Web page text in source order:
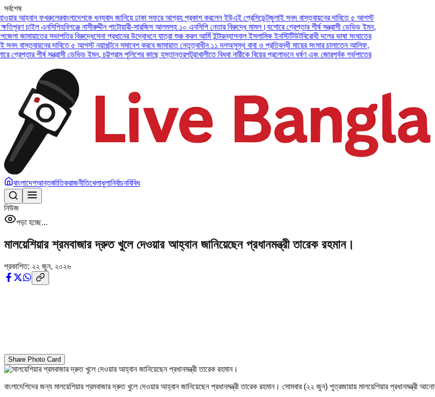
সর্বশেষ
ফখরুলেরবাংলাদেশকে ধন্যবাদ জানিয়ে ঢাকা সফরে আগ্রহ প্রকাশ করলেন ইউএই প্রেসিডেন্টজুলাই সনদ বাস্তবায়নের দাবিতে ৫ আগস্ট
এনসিপিহবিগঞ্জে নাসীরুদ্দীন পাটোয়ারী-সারজিস আলমসহ ১০ এনসিপি নেতার বিরুদ্ধে মামল।যশোরে গ্রেপ্তার শীর্ষ সন্ত্রাসী ডেভিড ইমন,
সভাপতির বিরুদ্ধেসেনা প্রধানের উদ্বোধনে যাত্রা শুরু করল আর্মি ইন্টারন্যাশনাল ইসলামিক ইনস্টিটিউটবিরোধী দলের ভাষা সংঘাতের
দাবিতে ৫ আগস্ট নয়াপল্টনে সমাবেশ করবে জামায়াত নেতৃত্বাধীন ১১ দলঅসুস্থ বাবা ও প্রতিবন্ধী মায়ের সংসার চালাতেন আলিফ,
শীর্ষ সন্ত্রাসী ডেভিড ইমন, চট্টগ্রাম পুলিশের কাছে হস্তান্তরপটুয়াখালীতে বিধবা নারীকে বিয়ের প্রলোভনে ধর্ষণ এবং জোরপূর্বক গর্ভপাতের
বাংলাদেশআন্তর্জাতিকরাজনীতিখেলাধুলানির্বাচনবিবিধ
নিউজ
পড়া হচ্ছে...
মালয়েশিয়ার শ্রমবাজার দ্রুত খুলে দেওয়ার আহ্বান জানিয়েছেন প্রধানমন্ত্রী তারেক রহমান।
প্রকাশিত: ২২ জুন, ২০২৬
Share Photo Card
বাংলাদেশিদের জন্য মালয়েশিয়ার শ্রমবাজার দ্রুত খুলে দেওয়ার আহ্বান জানিয়েছেন প্রধানমন্ত্রী তারেক রহমান। সোমবার (২২ জুন) পুত্রজায়ায় মালয়েশিয়ার প্রধানমন্ত্রী